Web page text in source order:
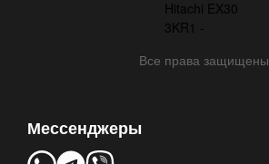
Все права защищены
Мессенджеры